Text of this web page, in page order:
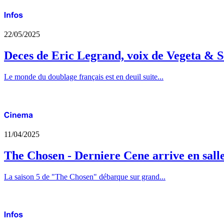
22/05/2025
Deces de Eric Legrand, voix de Vegeta &
Le monde du doublage français est en deuil suite...
11/04/2025
The Chosen - Derniere Cene arrive en
La saison 5 de "The Chosen" débarque sur grand...